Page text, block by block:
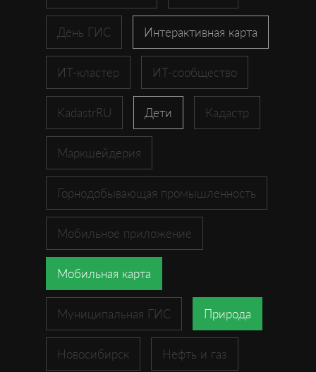
День ГИС Интерактивная карта
ИТ-кластер ИТ-сообщество
KadastrRU Дети Кадастр
Маркшейдерия
Горнодобывающая промышленность
Мобильное приложение
Мобильная карта
Муниципальная ГИС Природа
Новосибирск Нефть и газ